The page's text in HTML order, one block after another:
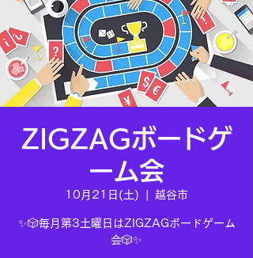
ZIGZAGボードゲ
ーム会
10月21日(土) 越谷市
✨🎲毎月第3土曜日はZIGZAGボードゲーム
会🎲✨